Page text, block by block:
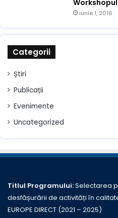
Workshopul
iunie 1, 2016
Categorii
Știri
Publicații
Evenimente
Uncategorized
Titlul Programului:Selectarea
desfășurării de activități în
EUROPE DIRECT (2021 – 2025)